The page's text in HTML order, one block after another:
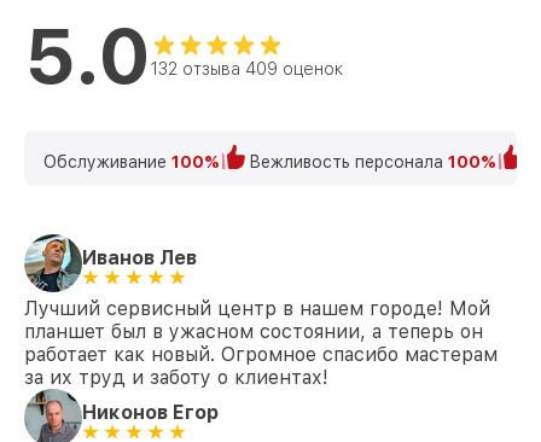
5.0 132 отзыва 409 оценок
Обслуживание 100% Вежливость персонала 100%
Иванов Лев
Лучший сервисный центр в нашем городе! Мой
планшет был в ужасном состоянии, а теперь он
работает как новый. Огромное спасибо мастерам
за их труд и заботу о клиентах!
Никонов Егор